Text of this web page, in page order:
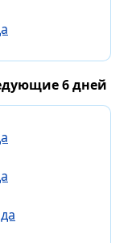
6 дней